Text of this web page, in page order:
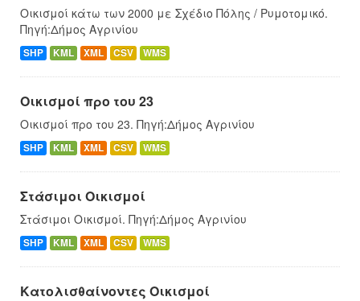
Οικισμοί κάτω των 2000 με Σχέδιο Πόλης / Ρυμοτομικό.
Πηγή:Δήμος Αγρινίου
SHP KML XML CSV WMS
Οικισμοί προ του 23
Οικισμοί προ του 23. Πηγή:Δήμος Αγρινίου
SHP KML XML CSV WMS
Στάσιμοι Οικισμοί
Στάσιμοι Οικισμοί. Πηγή:Δήμος Αγρινίου
SHP KML XML CSV WMS
Κατολισθαίνοντες Οικισμοί